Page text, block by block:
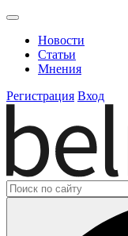
Новости
Статьи
Мнения
Регистрация Вход